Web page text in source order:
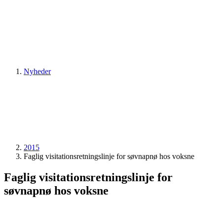
Nyheder
2015
Faglig visitationsretningslinje for søvnapnø hos voksne
Faglig visitationsretningslinje for
søvnapnø hos voksne